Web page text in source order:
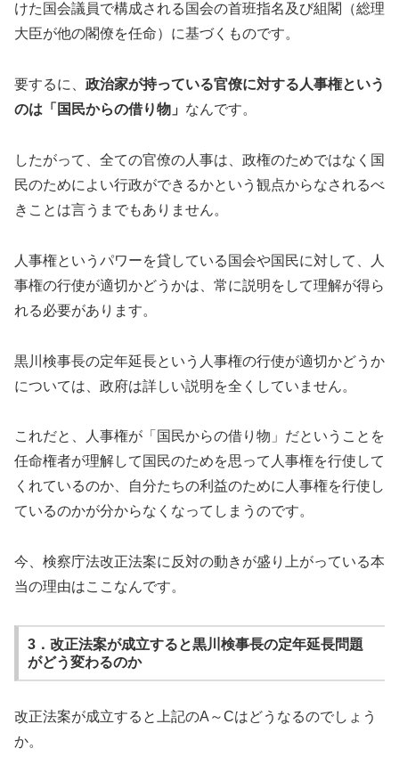
けた国会議員で構成される国会の首班指名及び組閣（総理
大臣が他の閣僚を任命）に基づくものです。
要するに、 政治家が持っている官僚に対する人事権という
のは「国民からの借り物」 なんです。
したがって、全ての官僚の人事は、政権のためではなく国
民のためによい行政ができるかという観点からなされるべ
きことは言うまでもありません。
人事権というパワーを貸している国会や国民に対して、人
事権の行使が適切かどうかは、常に説明をして理解が得ら
れる必要があります。
黒川検事長の定年延長という人事権の行使が適切かどうか
については、政府は詳しい説明を全くしていません。
これだと、人事権が「国民からの借り物」だということを
任命権者が理解して国民のためを思って人事権を行使して
くれているのか、自分たちの利益のために人事権を行使し
ているのかが分からなくなってしまうのです。
今、検察庁法改正法案に反対の動きが盛り上がっている本
当の理由はここなんです。
3．改正法案が成立すると黒川検事長の定年延長問題
がどう変わるのか
改正法案が成立すると上記のA～Cはどうなるのでしょう
か。